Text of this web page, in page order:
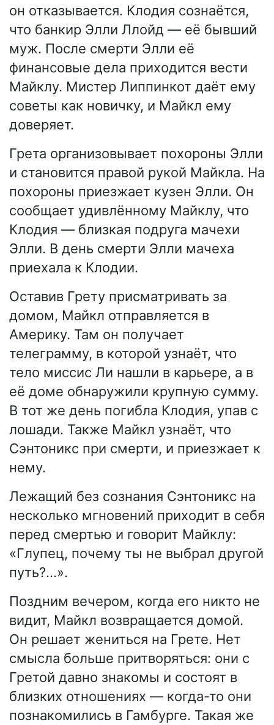
он отказывается. Клодия сознаётся,
что банкир Элли Ллойд — её бывший
муж. После смерти Элли её
финансовые дела приходится вести
Майклу. Мистер Липпинкот даёт ему
советы как новичку, и Майкл ему
доверяет.
Грета организовывает похороны Элли
и становится правой рукой Майкла. На
похороны приезжает кузен Элли. Он
сообщает удивлённому Майклу, что
Клодия — близкая подруга мачехи
Элли. В день смерти Элли мачеха
приехала к Клодии.
Оставив Грету присматривать за
домом, Майкл отправляется в
Америку. Там он получает
телеграмму, в которой узнаёт, что
тело миссис Ли нашли в карьере, а в
её доме обнаружили крупную сумму.
В тот же день погибла Клодия, упав с
лошади. Также Майкл узнаёт, что
Сэнтоникс при смерти, и приезжает к
нему.
Лежащий без сознания Сэнтоникс на
несколько мгновений приходит в себя
перед смертью и говорит Майклу:
«Глупец, почему ты не выбрал другой
путь?…».
Поздним вечером, когда его никто не
видит, Майкл возвращается домой.
Он решает жениться на Грете. Нет
смысла больше притворяться: они с
Гретой давно знакомы и состоят в
близких отношениях — когда-то они
познакомились в Гамбурге. Такая же